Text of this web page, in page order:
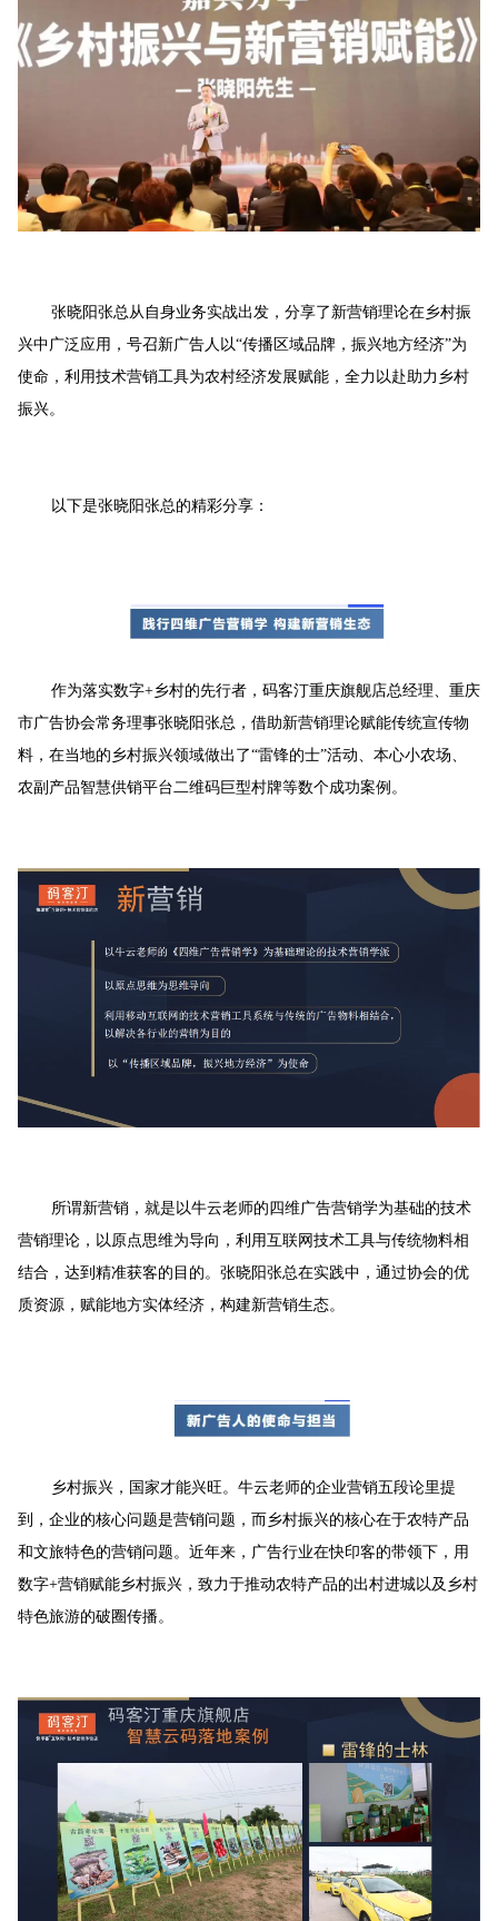
张晓阳张总从自身业务实战出发，分享了新营销理论在乡村振
兴中广泛应用，号召新广告人以“传播区域品牌，振兴地方经济”为
使命，利用技术营销工具为农村经济发展赋能，全力以赴助力乡村
振兴。
以下是张晓阳张总的精彩分享：
作为落实数字+乡村的先行者，码客汀重庆旗舰店总经理、重庆
市广告协会常务理事张晓阳张总，借助新营销理论赋能传统宣传物
料，在当地的乡村振兴领域做出了“雷锋的士”活动、本心小农场、
农副产品智慧供销平台二维码巨型村牌等数个成功案例。
所谓新营销，就是以牛云老师的四维广告营销学为基础的技术
营销理论，以原点思维为导向，利用互联网技术工具与传统物料相
结合，达到精准获客的目的。张晓阳张总在实践中，通过协会的优
质资源，赋能地方实体经济，构建新营销生态。
乡村振兴，国家才能兴旺。牛云老师的企业营销五段论里提
到，企业的核心问题是营销问题，而乡村振兴的核心在于农特产品
和文旅特色的营销问题。近年来，广告行业在快印客的带领下，用
数字+营销赋能乡村振兴，致力于推动农特产品的出村进城以及乡村
特色旅游的破圈传播。